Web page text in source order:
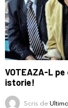
VOTEAZA-L
istorie!
Scris de